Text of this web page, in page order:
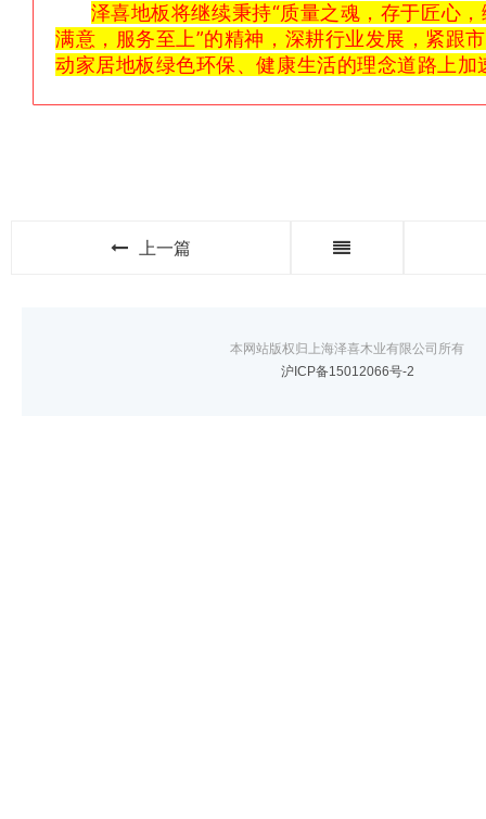
泽喜地板将继续秉持“质量之魂，存于匠心
满意，服务至上”的精神，深耕行业发展，紧跟
动家居地板绿色环保、健康生活的理念道路上加
上一篇
本网站版权归上海泽喜木业有限公司所有
沪ICP备15012066号-2